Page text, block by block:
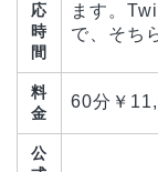
応
時
間
ます。
で、そち
料
金
60分￥
公